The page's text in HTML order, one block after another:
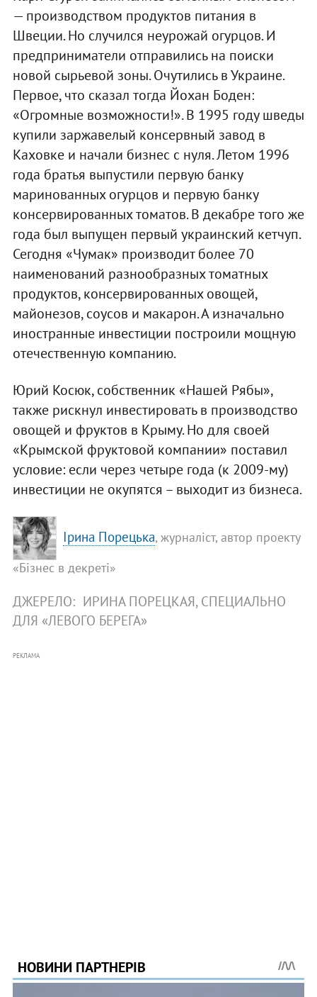
— производством продуктов питания в
Швеции. Но случился неурожай огурцов. И
предприниматели отправились на поиски
новой сырьевой зоны. Очутились в Украине.
Первое, что сказал тогда Йохан Боден:
«Огромные возможности!». В 1995 году шведы
купили заржавелый консервный завод в
Каховке и начали бизнес с нуля. Летом 1996
года братья выпустили первую банку
маринованных огурцов и первую банку
консервированных томатов. В декабре того же
года был выпущен первый украинский кетчуп.
Сегодня «Чумак» производит более 70
наименований разнообразных томатных
продуктов, консервированных овощей,
майонезов, соусов и макарон. А изначально
иностранные инвестиции построили мощную
отечественную компанию.
Юрий Косюк, собственник «Нашей Рябы»,
также рискнул инвестировать в производство
овощей и фруктов в Крыму. Но для своей
«Крымской фруктовой компании» поставил
условие: если через четыре года (к 2009-му)
инвестиции не окупятся – выходит из бизнеса.
Ірина Порецька, журналіст, автор проекту
«Бізнес в декреті»
ДЖЕРЕЛО: ИРИНА ПОРЕЦКАЯ, СПЕЦИАЛЬНО
ДЛЯ «ЛЕВОГО БЕРЕГА»
РЕКЛАМА